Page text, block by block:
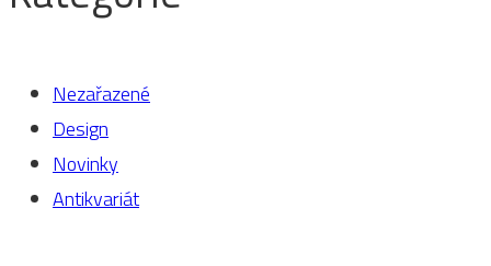
Nezařazené
Design
Novinky
Antikvariát